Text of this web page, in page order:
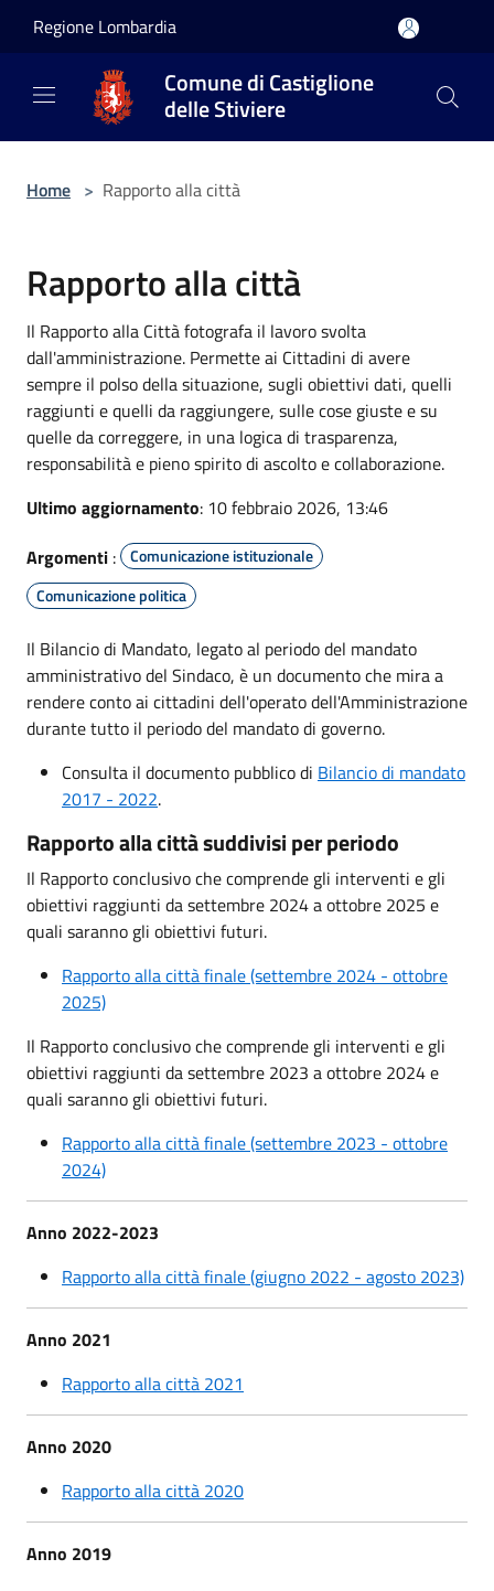
Regione Lombardia
Comune di Castiglione
delle Stiviere
Home > Rapporto alla città
Rapporto alla città
Il Rapporto alla Città fotografa il lavoro svolta
dall'amministrazione. Permette ai Cittadini di avere
sempre il polso della situazione, sugli obiettivi dati, quelli
raggiunti e quelli da raggiungere, sulle cose giuste e su
quelle da correggere, in una logica di trasparenza,
responsabilità e pieno spirito di ascolto e collaborazione.
Ultimo aggiornamento: 10 febbraio 2026, 13:46
Argomenti :
Comunicazione istituzionale
Comunicazione politica
Il Bilancio di Mandato, legato al periodo del mandato
amministrativo del Sindaco, è un documento che mira a
rendere conto ai cittadini dell'operato dell'Amministrazione
durante tutto il periodo del mandato di governo.
Consulta il documento pubblico di Bilancio di mandato
2017 - 2022.
Rapporto alla città suddivisi per periodo
Il Rapporto conclusivo che comprende gli interventi e gli
obiettivi raggiunti da settembre 2024 a ottobre 2025 e
quali saranno gli obiettivi futuri.
Rapporto alla città finale (settembre 2024 - ottobre
2025)
Il Rapporto conclusivo che comprende gli interventi e gli
obiettivi raggiunti da settembre 2023 a ottobre 2024 e
quali saranno gli obiettivi futuri.
Rapporto alla città finale (settembre 2023 - ottobre
2024)
Anno 2022-2023
Rapporto alla città finale (giugno 2022 - agosto 2023)
Anno 2021
Rapporto alla città 2021
Anno 2020
Rapporto alla città 2020
Anno 2019